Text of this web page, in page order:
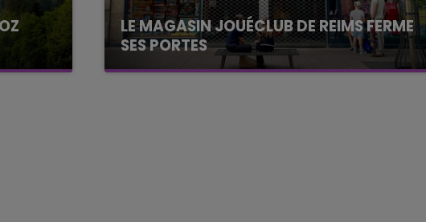
LE MAGASIN JOUÉCLUB DE REIMS FERME
SES PORTES
C'était l'une des institutions du centre-ville